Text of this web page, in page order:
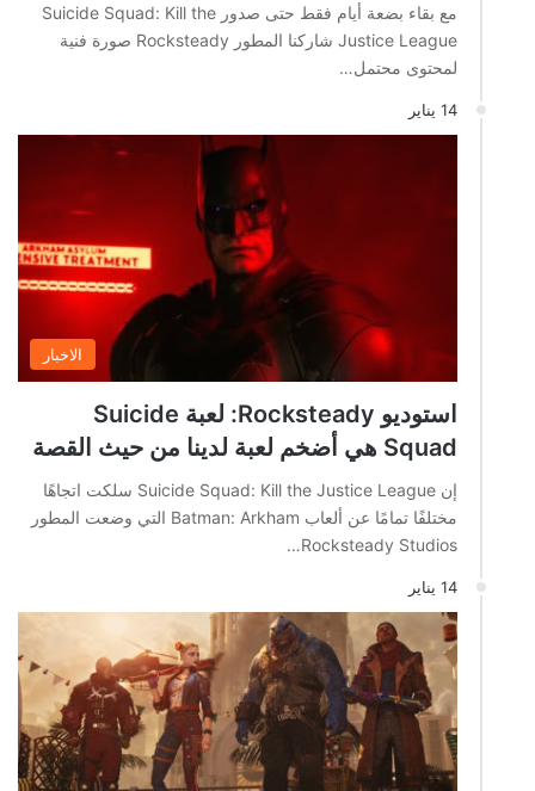
مع بقاء بضعة أيام فقط حتى صدور Suicide Squad: Kill the
Justice League شاركنا المطور Rocksteady صورة فنية
لمحتوى محتمل…
14 يناير
الاخبار
استوديو Rocksteady: لعبة Suicide
Squad هي أضخم لعبة لدينا من حيث القصة
إن Suicide Squad: Kill the Justice League سلكت اتجاهًا
مختلفًا تمامًا عن ألعاب Batman: Arkham التي وضعت المطور
Rocksteady Studios…
14 يناير